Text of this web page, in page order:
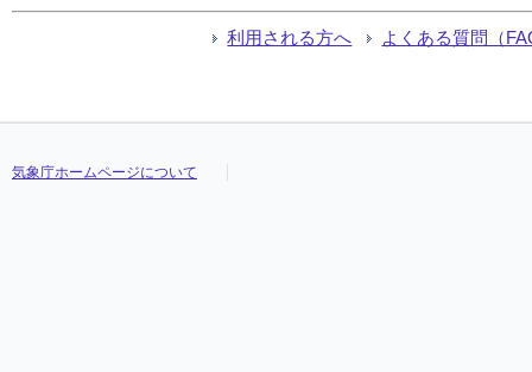
利用される方へ よくある質問（
気象庁ホームページについて